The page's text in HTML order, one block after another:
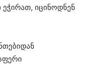
იცინოდნენ